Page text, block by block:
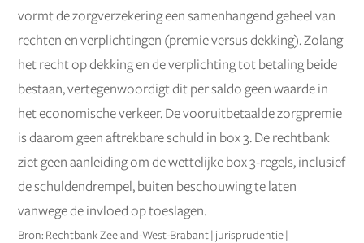
vormt de zorgverzekering een samenhangend geheel van
rechten en verplichtingen (premie versus dekking). Zolang
het recht op dekking en de verplichting tot betaling beide
bestaan, vertegenwoordigt dit per saldo geen waarde in
het economische verkeer. De vooruitbetaalde zorgpremie
is daarom geen aftrekbare schuld in box 3. De rechtbank
ziet geen aanleiding om de wettelijke box 3-regels, inclusief
de schuldendrempel, buiten beschouwing te laten
vanwege de invloed op toeslagen.
Bron: Rechtbank Zeeland-West-Brabant | jurisprudentie |